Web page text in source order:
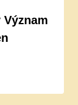
Význam